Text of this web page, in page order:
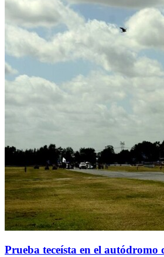
Prueba teceísta en el autódromo